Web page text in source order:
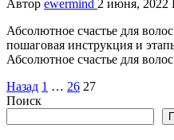
Автор ewermind 2 июня, 2022
Абсолютное счастье для
пошаговая инструкция и
Абсолютное счастье для
Пагинация
записей
Назад 1 … 26 27
Поиск